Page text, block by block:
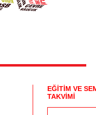
EĞİTİM VE
TAKVİMİ